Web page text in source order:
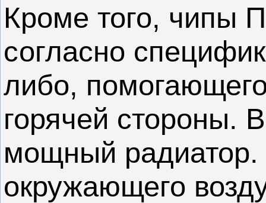
Кроме того, чипы
согласно
либо,
горячей стороны.
мощный радиатор.
окружающего